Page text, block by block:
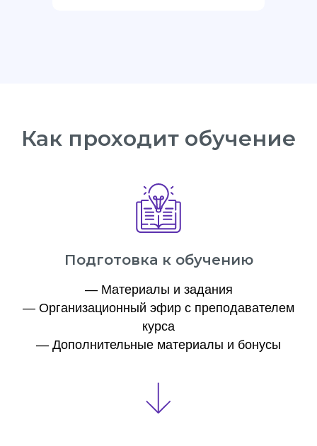
Как проходит обучение
Подготовка к обучению
— Материалы и задания
— Организационный эфир с преподавателем
курса
— Дополнительные материалы и бонусы